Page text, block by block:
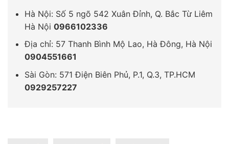
Hà Nội: Số 5 ngõ 542 Xuân Đỉnh, Q. Bắc Từ Liêm
Hà Nội 0966102336
Địa chỉ: 57 Thanh Bình Mộ Lao, Hà Đông, Hà Nội
0904551661
Sài Gòn: 571 Điện Biên Phủ, P.1, Q.3, TP.HCM
0929257227